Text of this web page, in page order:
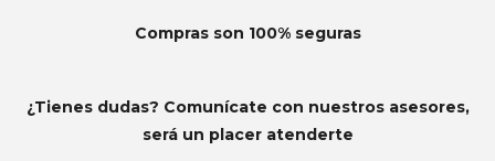
Compras son 100% seguras
¿Tienes dudas? Comunícate con nuestros asesores,
será un placer atenderte